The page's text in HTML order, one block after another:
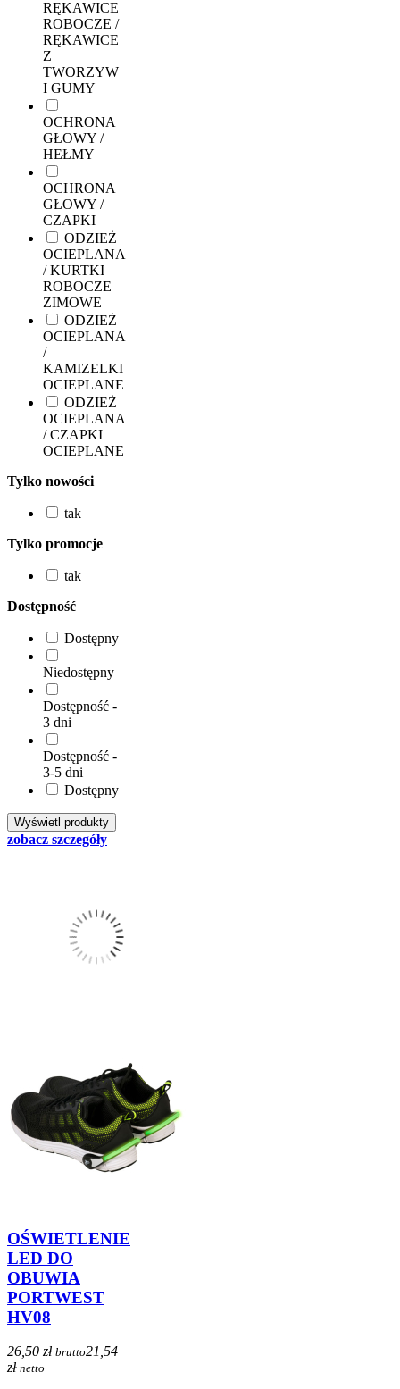
RĘKAWICE
ROBOCZE /
RĘKAWICE
Z
TWORZYW
I GUMY
OCHRONA
GŁOWY /
HEŁMY
OCHRONA
GŁOWY /
CZAPKI
ODZIEŻ
OCIEPLANA
/ KURTKI
ROBOCZE
ZIMOWE
ODZIEŻ
OCIEPLANA
/
KAMIZELKI
OCIEPLANE
ODZIEŻ
OCIEPLANA
/ CZAPKI
OCIEPLANE
Tylko nowości
tak
Tylko promocje
tak
Dostępność
Dostępny
Niedostępny
Dostępność -
3 dni
Dostępność -
3-5 dni
Dostępny
zobacz szczegóły
OŚWIETLENIE
LED DO
OBUWIA
PORTWEST
HV08
26,50 zł brutto21,54
zł netto